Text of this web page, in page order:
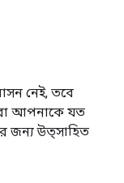
নেই, তবে
আপনাকে যত
জন্য উত্সাহিত